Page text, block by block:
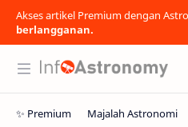
Akses artikel Premium dengan
berlangganan.